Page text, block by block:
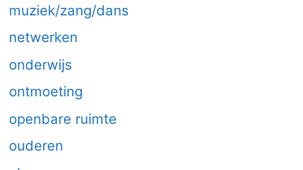
muziek/zang/dans
netwerken
onderwijs
ontmoeting
openbare ruimte
ouderen